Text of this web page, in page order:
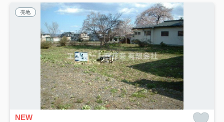
売地
NEW